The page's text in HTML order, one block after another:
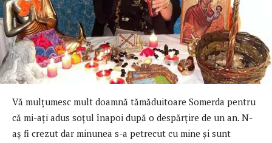
Vă mulţumesc mult doamnă tămăduitoare Somerda pentru
că mi-aţi adus soţul înapoi după o despărţire de un an. N-
aș fi crezut dar minunea s-a petrecut cu mine și sunt